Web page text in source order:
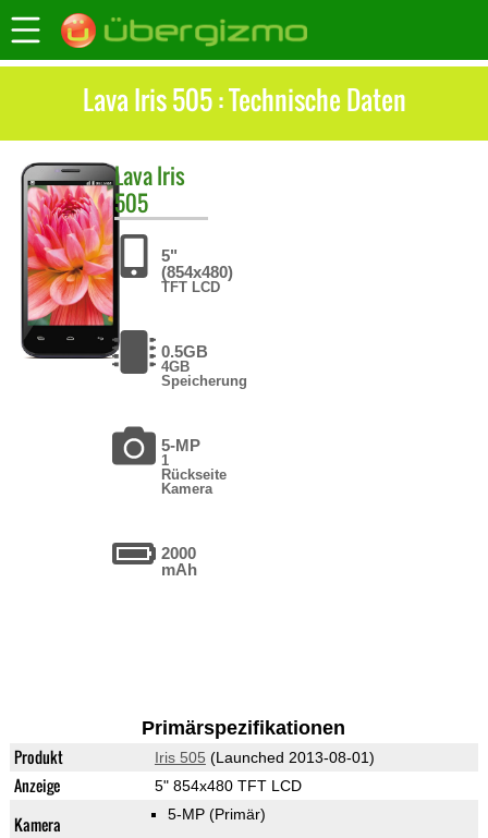
Lava Iris 505 : Technische Daten
LavaIris
505
5"
(854x480)
TFT LCD
0.5GB
4GB
Speicherung
5-MP
1
Rückseite
Kamera
2000
mAh
Primärspezifikationen
Produkt Iris 505 (Launched 2013-08-01)
Anzeige 5" 854x480 TFT LCD
Kamera 5-MP (Primär)